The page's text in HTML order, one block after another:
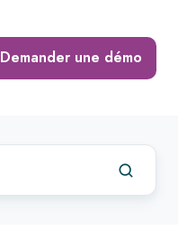
Demander une démo